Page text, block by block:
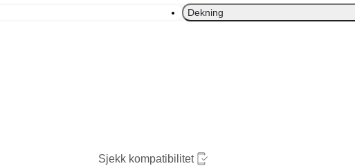
Dekning
Sjekk kompatibilitet